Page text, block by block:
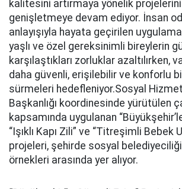
kalitesini artırmaya yönelik
genişletmeye devam ediyor. İnsan
anlayışıyla hayata geçirilen
yaşlı ve özel gereksinimli bireylerin
karşılaştıkları zorluklar azaltılırken,
daha güvenli, erişilebilir ve konforlu
sürmeleri hedefleniyor.Sosyal
Başkanlığı koordinesinde yürütülen
kapsamında uygulanan
“Işıklı Kapı Zili” ve “Titreşimli Bebek
projeleri, şehirde sosyal
örnekleri arasında yer alıyor.